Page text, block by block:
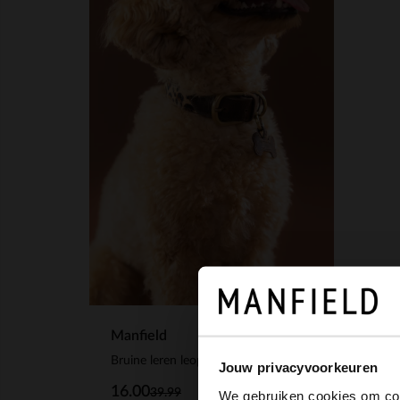
Jouw privacyvoorkeuren
We gebruiken cookies om
Manfield
39.99
16.00